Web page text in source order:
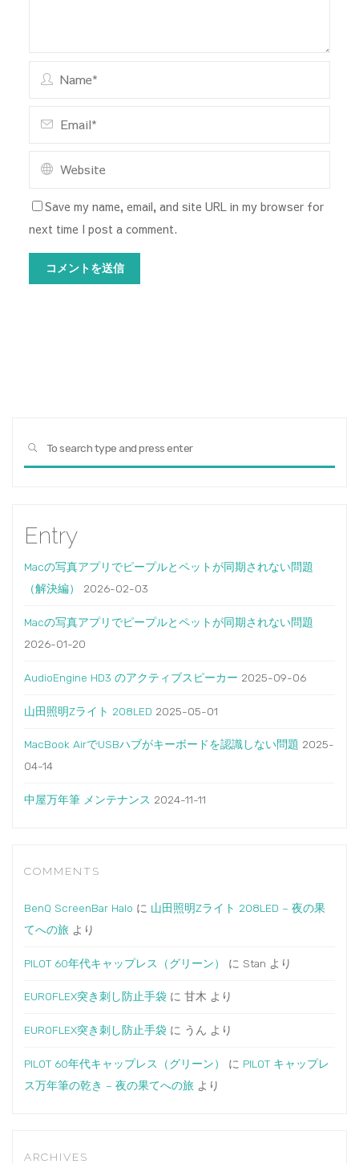
Save my name, email, and site URL in my browser for
next time I post a comment.
SEARCH
Entry
Macの写真アプリでピープルとペットが同期されない問題
（解決編）
2026-02-03
Macの写真アプリでピープルとペットが同期されない問題
2026-01-20
AudioEngine HD3 のアクティブスピーカー 2025-09-06
山田照明Zライト 208LED 2025-05-01
MacBook AirでUSBハブがキーボードを認識しない問題 2025-
04-14
中屋万年筆 メンテナンス 2024-11-11
COMMENTS
BenQ ScreenBar Halo に 山田照明Zライト 208LED – 夜の果
てへの旅 より
PILOT 60年代キャップレス（グリーン） に Stan より
EUROFLEX突き刺し防止手袋 に甘木 より
EUROFLEX突き刺し防止手袋 に うん より
PILOT 60年代キャップレス（グリーン） に PILOT キャップレ
ス万年筆の乾き – 夜の果てへの旅 より
ARCHIVES